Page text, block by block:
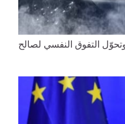
وتحوّل التفوق النفسي لصالح